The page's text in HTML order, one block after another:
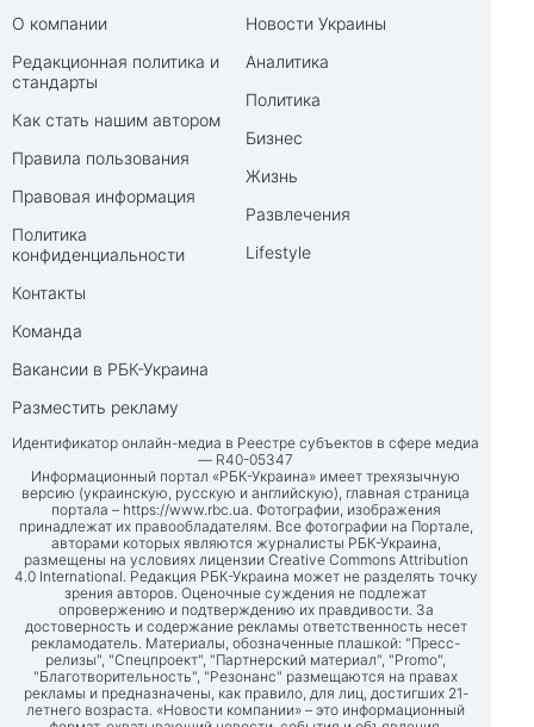
О компании
Редакционная политика и
стандарты
Как стать нашим автором
Правила пользования
Правовая информация
Политика
конфиденциальности
Контакты
Команда
Вакансии в РБК-Украина
Разместить рекламу
Новости Украины
Аналитика
Политика
Бизнес
Жизнь
Развлечения
Lifestyle
Идентификатор онлайн-медиа в Реестре субъектов в сфере медиа
— R40-05347
Информационный портал «РБК-Украина» имеет трехязычную
версию (украинскую, русскую и английскую), главная страница
портала – https://www.rbc.ua. Фотографии, изображения
принадлежат их правообладателям. Все фотографии на Портале,
авторами которых являются журналисты РБК-Украина,
размещены на условиях лицензии Creative Commons Attribution
4.0 International. Редакция РБК-Украина может не разделять точку
зрения авторов. Оценочные суждения не подлежат
опровержению и подтверждению их правдивости. За
достоверность и содержание рекламы ответственность несет
рекламодатель. Материалы, обозначенные плашкой: "Пресс-
релизы", "Спецпроект", "Партнерский материал", "Promo",
"Благотворительность", "Резонанс" размещаются на правах
рекламы и предназначены, как правило, для лиц, достигших 21-
летнего возраста. «Новости компании» – это информационный